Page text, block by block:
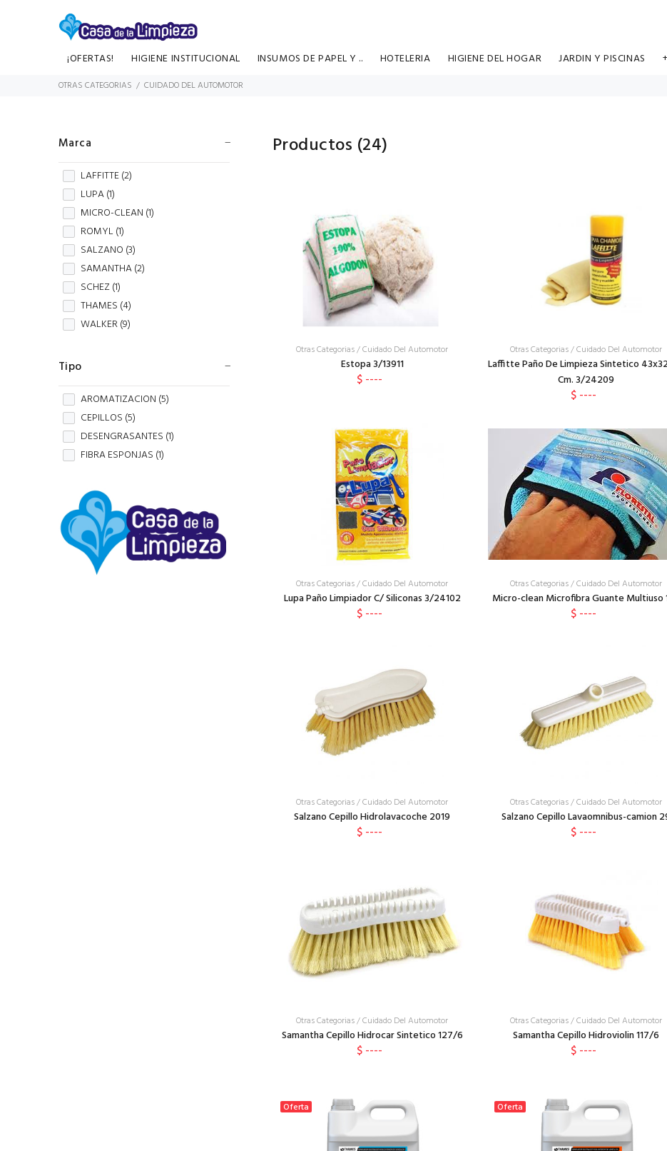
¡OFERTAS! HIGIENE INSTITUCIONAL INSUMOS DE PAPEL Y .. HOTELERIA HIGIENE DEL HOGAR JARDIN Y PISCINAS
OTRAS CATEGORIAS CUIDADO DEL AUTOMOTOR
Marca
LAFFITTE (2)
LUPA (1)
MICRO-CLEAN (1)
ROMYL (1)
SALZANO (3)
SAMANTHA (2)
SCHEZ (1)
THAMES (4)
WALKER (9)
Tipo
AROMATIZACION (5)
CEPILLOS (5)
DESENGRASANTES (1)
FIBRA ESPONJAS (1)
Productos (24)
Otras Categorias/Cuidado Del Automotor
Estopa 3/13911
$ ----
Otras Categorias/Cuidado Del Automotor
Laffitte Paño De Limpieza Sintetico
Cm. 3/24209
$ ----
Otras Categorias/Cuidado Del Automotor
Lupa Paño Limpiador C/ Siliconas 3/24102
$ ----
Otras Categorias/Cuidado Del Automotor
Micro-clean Microfibra Guante Multiuso
$ ----
Otras Categorias/Cuidado Del Automotor
Salzano Cepillo Hidrolavacoche 2019
$ ----
Otras Categorias/Cuidado Del Automotor
Salzano Cepillo Lavaomnibus-camion
$ ----
Otras Categorias/Cuidado Del Automotor
Samantha Cepillo Hidrocar Sintetico 127/6
$ ----
Otras Categorias/Cuidado Del Automotor
Samantha Cepillo Hidroviolin 117/6
$ ----
Oferta Oferta